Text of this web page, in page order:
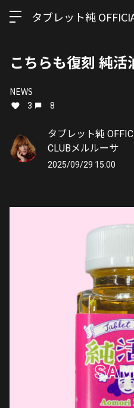
タブレット純
こちらも復刻 純活
NEWS
3 8
タブレット純
CLUBメルルーサ
2025/09/29 15:00